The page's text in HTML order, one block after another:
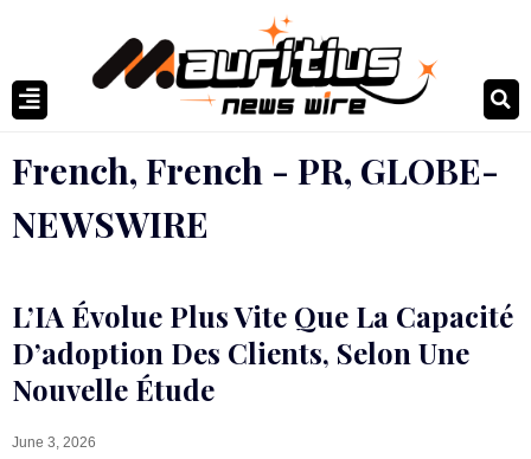
French, French - PR, GLOBE-
NEWSWIRE
L’IA Évolue Plus Vite Que La Capacité
D’adoption Des Clients, Selon Une
Nouvelle Étude
June 3, 2026